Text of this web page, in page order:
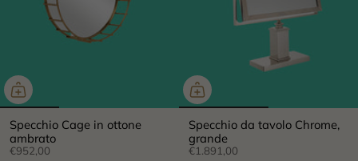
Specchio Cage in ottone
ambrato
€952,00
Specchio da tavolo Chrome,
grande
€1.891,00